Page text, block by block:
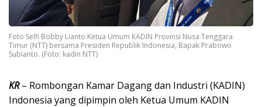
Foto Selfi Bobby Lianto Ketua Umum KADIN Provinsi Nusa Tenggara
Timur (NTT) bersama Presiden Republik Indonesia, Bapak Prabowo
Subianto. (Foto: kadin NTT)
KR– Rombongan Kamar Dagang dan Industri (KADIN)
Indonesia yang dipimpin oleh Ketua Umum KADIN